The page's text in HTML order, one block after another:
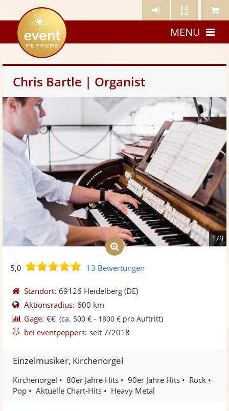
Künstler- Künstler Meine
eventpeppers
MENU
Chris Bartle | Organist
1/9
5,0
5,0
5
Sternen
13 Bewertungen
Standort: 69126 Heidelberg (DE)
Aktionsradius: 600 km
Gage: €€ (ca. 500 € - 1800 € pro Auftritt)
bei eventpeppers: seit 7/2018
Einzelmusiker, Kirchenorgel
Kirchenorgel 80er Jahre Hits 90er Jahre Hits
Rock
Pop
Aktuelle Chart-Hits Heavy Metal